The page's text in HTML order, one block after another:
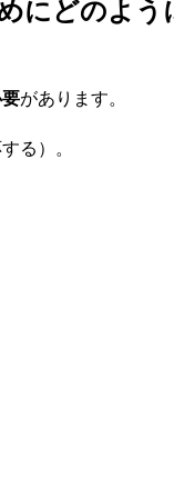
にどのよう
があります。
る）。